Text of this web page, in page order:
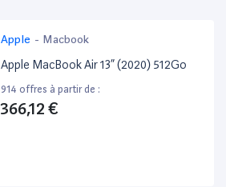
Apple - Macbook
Apple MacBook Air 13” (2020) 512Go
914 offres à partir de :
366,12 €